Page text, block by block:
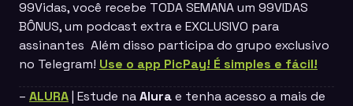
99Vidas, você recebe TODA SEMANA um 99VIDAS
BÔNUS, um podcast extra e EXCLUSIVO para
assinantes Além disso participa do grupo exclusivo
no Telegram! Use o app PicPay! É simples e fácil!
– ALURA| Estude naAlurae tenha acesso a mais de